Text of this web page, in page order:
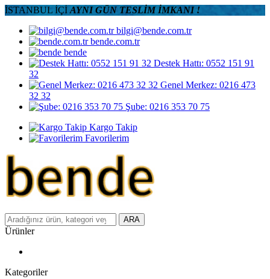
İSTANBUL İÇİ AYNI GÜN TESLİM İMKANI !
bilgi@bende.com.tr
bende.com.tr
bende
Destek Hattı: 0552 151 91
32
Genel Merkez: 0216 473
32 32
Şube: 0216 353 70 75
Kargo Takip
Favorilerim
ARA
Ürünler
Kategoriler